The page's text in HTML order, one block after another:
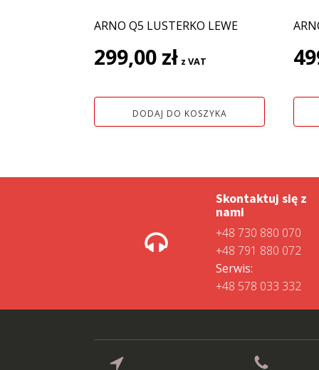
ARNO Q5 LUSTERKO LEWE
299,00 zł z VAT
DODAJ DO KOSZYKA
Skontaktuj się z
nami
+48 730 880 070
+48 791 880 072
Serwis:
+48 578 033 332